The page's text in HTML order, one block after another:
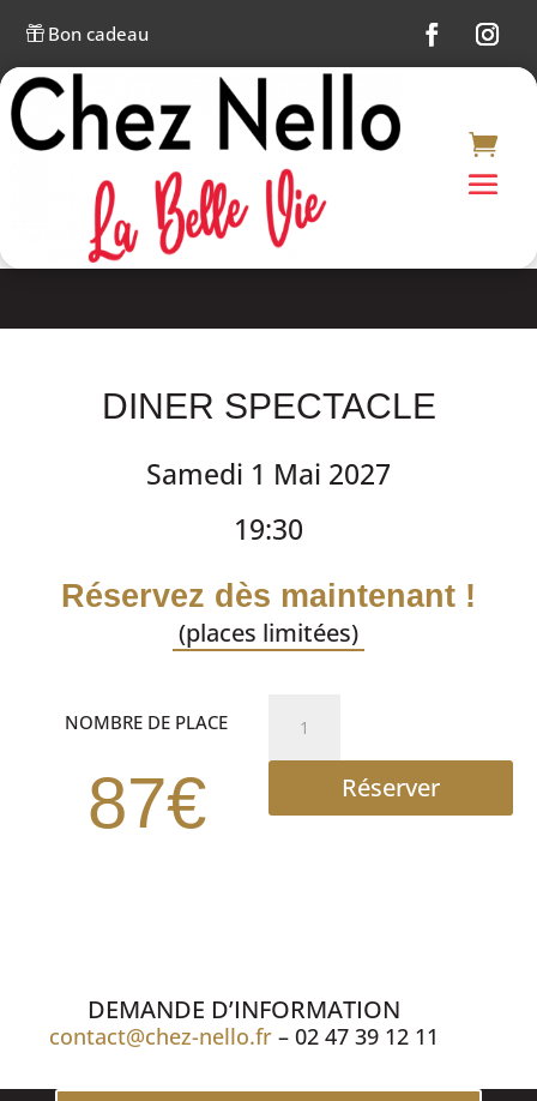
Bon cadeau
DINER SPECTACLE
Samedi 1 Mai 2027
19:30
Réservez dès maintenant !
(places limitées)
NOMBRE DE PLACE
87€
DINER
SPECTACLERéserver
DEMANDE D’INFORMATION
contact@chez-nello.fr – 02 47 39 12 11